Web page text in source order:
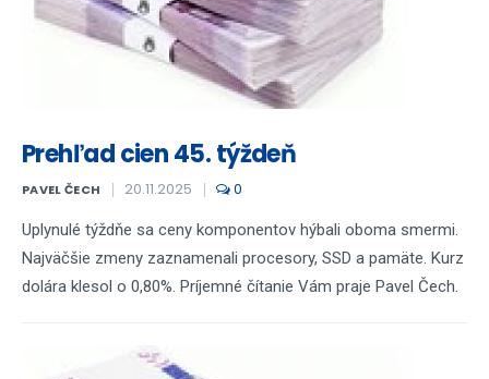
Prehľad cien 45. týždeň
PAVEL ČECH 20.11.2025 0
Uplynulé týždňe sa ceny komponentov hýbali oboma smermi.
Najväčšie zmeny zaznamenali procesory, SSD a pamäte. Kurz
dolára klesol o 0,80%. Príjemné čítanie Vám praje Pavel Čech.